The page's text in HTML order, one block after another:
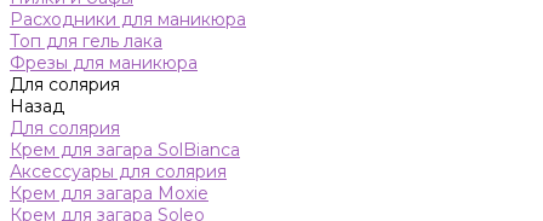
Расходники для маникюра
Топ для гель лака
Фрезы для маникюра
Для солярия
Назад
Для солярия
Крем для загара SolBianca
Аксессуары для солярия
Крем для загара Moxie
Крем для загара Soleo